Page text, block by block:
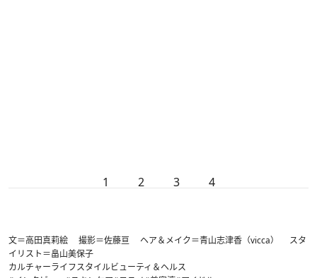
1 2 3 4
文＝高田真莉絵 撮影＝佐藤亘 ヘア＆メイク＝青山志津香（vicca） スタ
イリスト＝畠山美保子
カルチャーライフスタイルビューティ＆ヘルス